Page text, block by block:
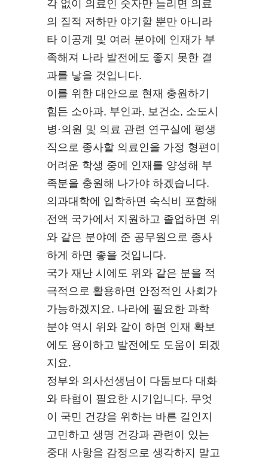
각 없이 의료인 숫자만 늘리면 의료
의 질적 저하만 야기할 뿐만 아니라
타 이공계 및 여러 분야에 인재가 부
족해져 나라 발전에도 좋지 못한 결
과를 낳을 것입니다.
이를 위한 대안으로 현재 충원하기
힘든 소아과, 부인과, 보건소, 소도시
병·의원 및 의료 관련 연구실에 평생
직으로 종사할 의료인을 가정 형편이
어려운 학생 중에 인재를 양성해 부
족분을 충원해 나가야 하겠습니다.
의과대학에 입학하면 숙식비 포함해
전액 국가에서 지원하고 졸업하면 위
와 같은 분야에 준 공무원으로 종사
하게 하면 좋을 것입니다.
국가 재난 시에도 위와 같은 분을 적
극적으로 활용하면 안정적인 사회가
가능하겠지요. 나라에 필요한 과학
분야 역시 위와 같이 하면 인재 확보
에도 용이하고 발전에도 도움이 되겠
지요.
정부와 의사선생님이 다툼보다 대화
와 타협이 필요한 시기입니다. 무엇
이 국민 건강을 위하는 바른 길인지
고민하고 생명 건강과 관련이 있는
중대 사항을 감정으로 생각하지 말고